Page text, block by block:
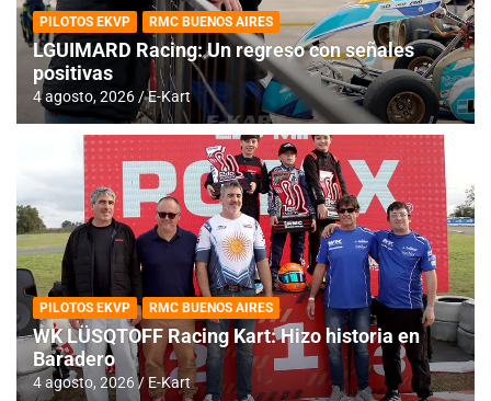
PILOTOS EKVP RMC BUENOS AIRES
LGUIMARD Racing: Un regreso con señales
positivas
4 agosto, 2026 E-Kart
PILOTOS EKVP RMC BUENOS AIRES
WK LÜSQTOFF Racing Kart: Hizo historia en
Baradero
4 agosto, 2026 E-Kart